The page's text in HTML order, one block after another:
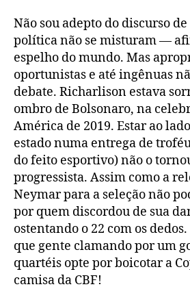
Não sou adepto do discurso
política não se misturam —
espelho do mundo. Mas
oportunistas e até ingênuas
debate. Richarlison estava
ombro de Bolsonaro, na
América de 2019. Estar ao
estado numa entrega de
do feito esportivo) não o
progressista. Assim como a
Neymar para a seleção não
por quem discordou de sua
ostentando o 22 com os
que gente clamando por um
quartéis opte por boicotar a
camisa da CBF!